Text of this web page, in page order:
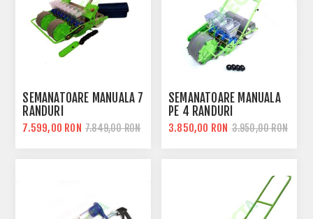
SEMANATOARE MANUALA 7
RANDURI
7.599,00 RON 7.849,00 RON
SEMANATOARE MANUALA
PE 4 RANDURI
3.850,00 RON 3.950,00 RON